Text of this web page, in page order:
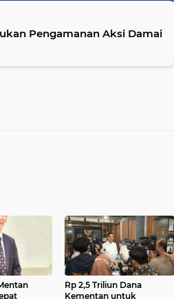
Pengamanan Aksi Damai
Rp 2,5 Triliun Dana
Kementan untuk